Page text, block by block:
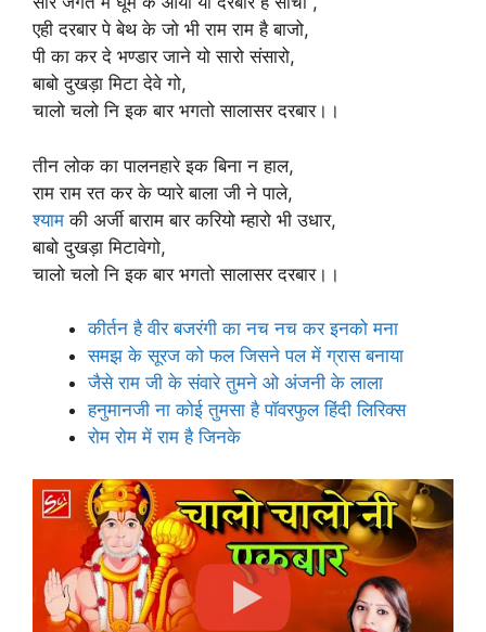
एही दरबार पे बेथ के जो भी राम राम है बाजो,
पी का कर दे भण्डार जाने यो सारो संसारो,
बाबो दुखड़ा मिटा देवे गो,
चालो चलो नि इक बार भगतो सालासर दरबार।।
तीन लोक का पालनहारे इक बिना न हाल,
राम राम रत कर के प्यारे बाला जी ने पाले,
श्याम की अर्जी बाराम बार करियो म्हारो भी उधार,
बाबो दुखड़ा मिटावेगो,
चालो चलो नि इक बार भगतो सालासर दरबार।।
कीर्तन है वीर बजरंगी का नच नच कर इनको मना
समझ के सूरज को फल जिसने पल में ग्रास बनाया
जैसे राम जी के संवारे तुमने ओ अंजनी के लाला
हनुमानजी ना कोई तुमसा है पॉवरफुल हिंदी लिरिक्स
रोम रोम में राम है जिनके